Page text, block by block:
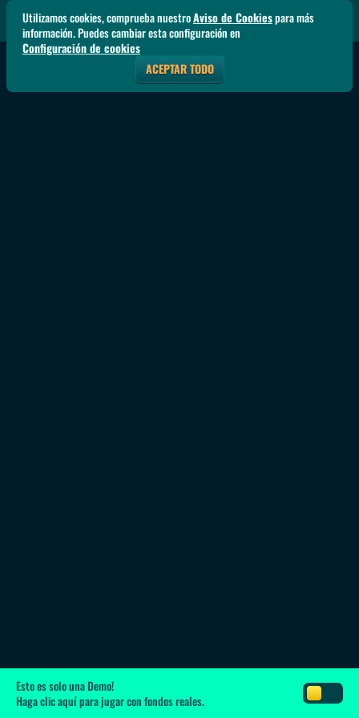
Esto es solo una Demo!
Haga clic aquípara jugar con fondos reales.
Utilizamos cookies, comprueba nuestroAviso de Cookiespara más
información. Puedes cambiar esta configuración en
Configuración de cookies
ACEPTAR TODO